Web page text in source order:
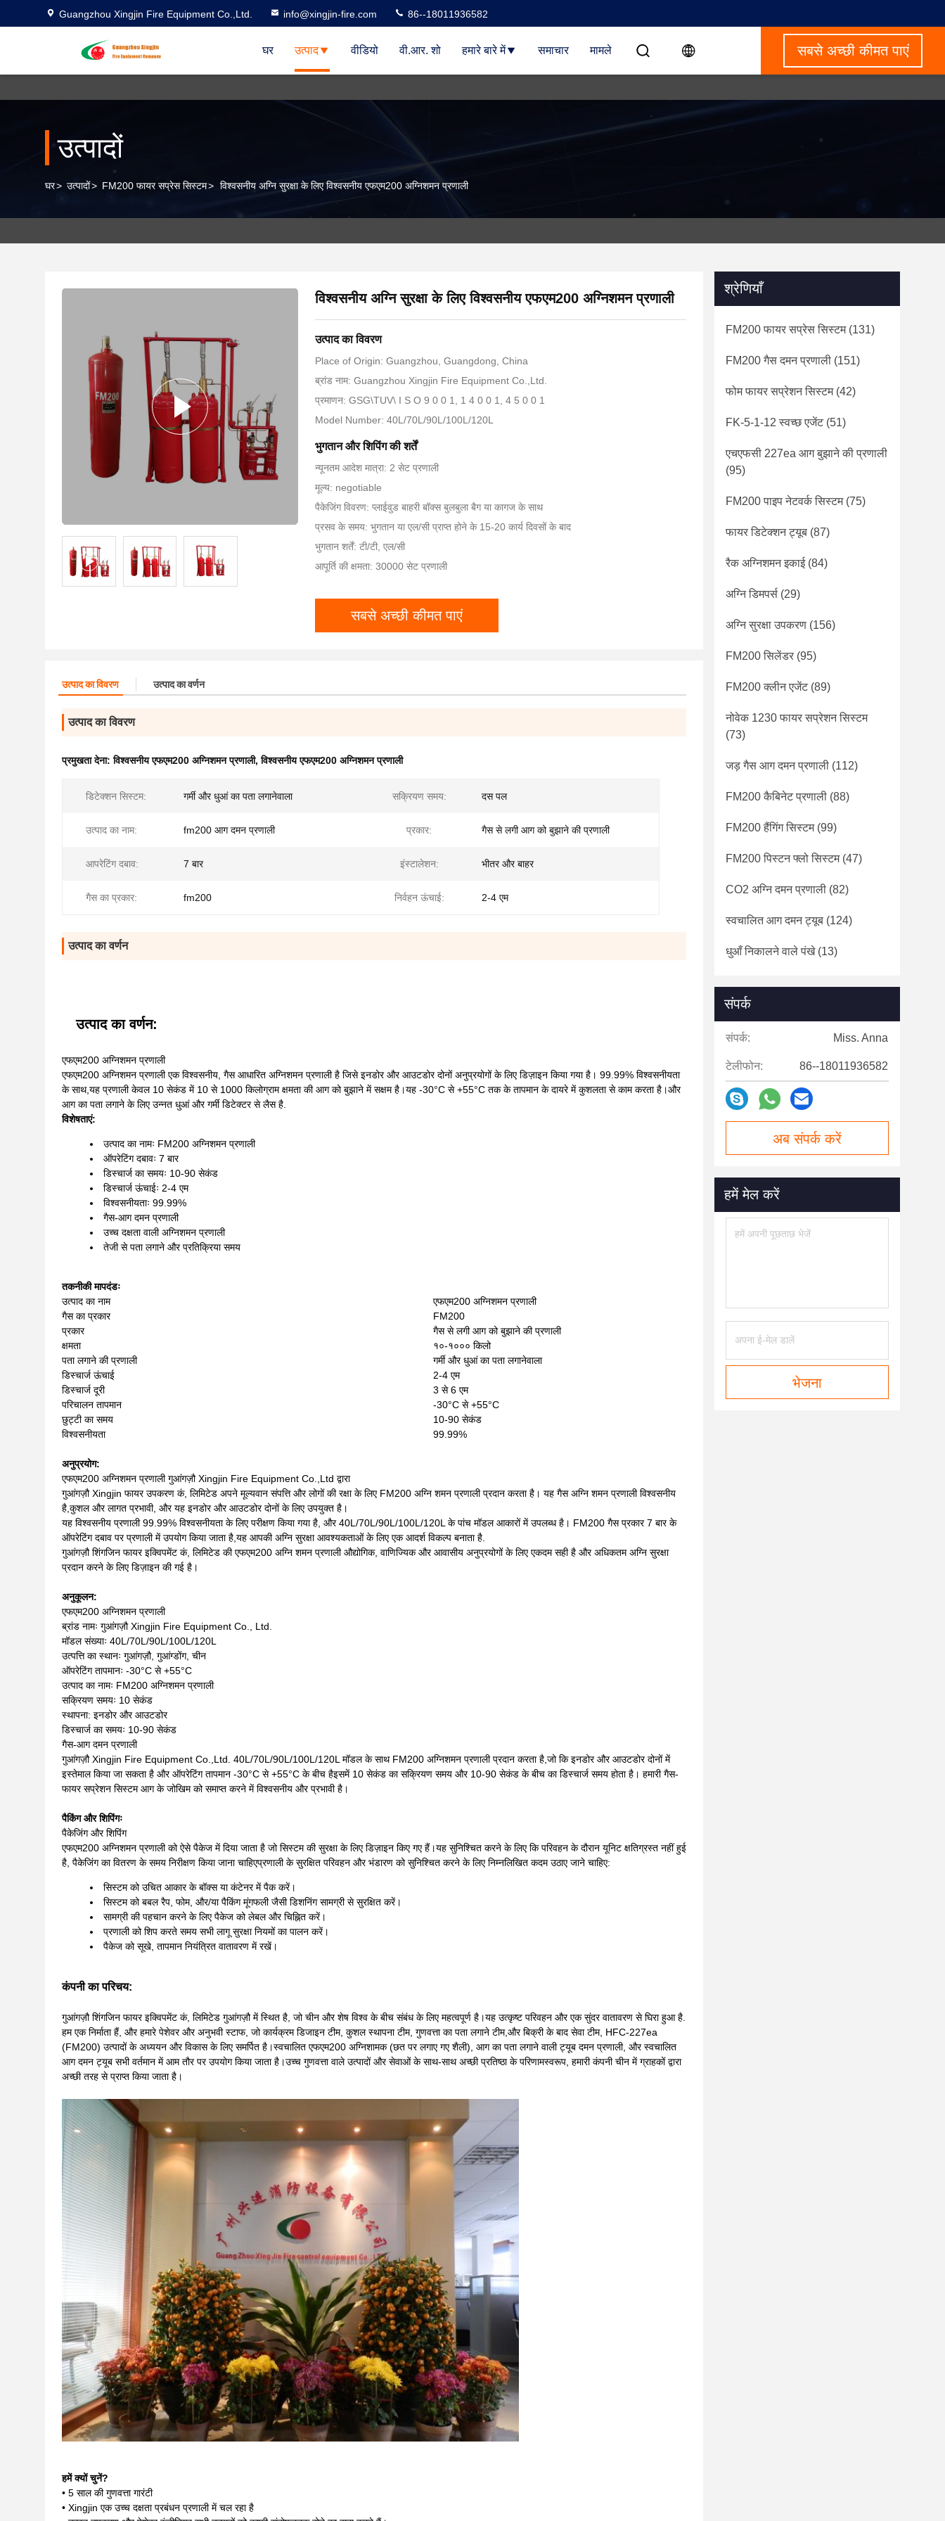
Guangzhou Xingjin Fire Equipment Co.,Ltd. info@xingjin-fire.com 86--18011936582
घर उत्पाद वीडियो वी.आर. शो हमारे बारे में समाचार मामले सबसे अच्छी कीमत पाएं
उत्पादों
घर> उत्पादों> FM200 फायर सप्रेस सिस्टम> विश्वसनीय अग्नि सुरक्षा के लिए विश्वसनीय एफएम200 अग्निशमन प्रणाली
विश्वसनीय अग्नि सुरक्षा के लिए विश्वसनीय एफएम200 अग्निशमन प्रणाली
उत्पाद का विवरण
Place of Origin: Guangzhou, Guangdong, China
ब्रांड नाम: Guangzhou Xingjin Fire Equipment Co.,Ltd.
प्रमाणन: GSG\TUV\ I S O 9 0 0 1, 1 4 0 0 1, 4 5 0 0 1
Model Number: 40L/70L/90L/100L/120L
भुगतान और शिपिंग की शर्तें
न्यूनतम आदेश मात्रा: 2 सेट प्रणाली
मूल्य: negotiable
पैकेजिंग विवरण: प्लाईवुड बाहरी बॉक्स बुलबुला बैग या कागज के साथ
प्रसव के समय: भुगतान या एल/सी प्राप्त होने के 15-20 कार्य दिवसों के बाद
भुगतान शर्तें: टी/टी, एल/सी
आपूर्ति की क्षमता: 30000 सेट प्रणाली
सबसे अच्छी कीमत पाएं
उत्पाद का विवरण उत्पाद का वर्णन
उत्पाद का विवरण
प्रमुखता देना:विश्वसनीय एफएम200 अग्निशमन प्रणाली,विश्वसनीय एफएम200 अग्निशमन प्रणाली
डिटेक्शन सिस्टम: गर्मी और धुआं का पता लगानेवाला सक्रियण समय: दस पल
उत्पाद का नाम: fm200 आग दमन प्रणाली प्रकार: गैस से लगी आग को बुझाने की प्रणाली
आपरेटिंग दबाव: 7 बार इंस्टालेशन: भीतर और बाहर
गैस का प्रकार: fm200 निर्वहन ऊंचाई: 2-4 एम
उत्पाद का वर्णन
उत्पाद का वर्णन:
एफएम200 अग्निशमन प्रणाली
एफएम200 अग्निशमन प्रणाली एक विश्वसनीय, गैस आधारित अग्निशमन प्रणाली है जिसे इनडोर और आउटडोर दोनों अनुप्रयोगों के लिए डिज़ाइन किया गया है। 99.99% विश्वसनीयता
के साथ,यह प्रणाली केवल 10 सेकंड में 10 से 1000 किलोग्राम क्षमता की आग को बुझाने में सक्षम है।यह -30°C से +55°C तक के तापमान के दायरे में कुशलता से काम करता है।और
आग का पता लगाने के लिए उन्नत धुआं और गर्मी डिटेक्टर से लैस है.
विशेषताएं:
उत्पाद का नामः FM200 अग्निशमन प्रणाली
ऑपरेटिंग दबावः 7 बार
डिस्चार्ज का समयः 10-90 सेकंड
डिस्चार्ज ऊंचाईः 2-4 एम
विश्वसनीयताः 99.99%
गैस-आग दमन प्रणाली
उच्च दक्षता वाली अग्निशमन प्रणाली
तेजी से पता लगाने और प्रतिक्रिया समय
तकनीकी मापदंडः
उत्पाद का नाम
एफएम200 अग्निशमन प्रणाली
गैस का प्रकार
FM200
प्रकार
गैस से लगी आग को बुझाने की प्रणाली
क्षमता
१०-१००० किलो
पता लगाने की प्रणाली
गर्मी और धुआं का पता लगानेवाला
डिस्चार्ज ऊंचाई
2-4 एम
डिस्चार्ज दूरी
3 से 6 एम
परिचालन तापमान
-30°C से +55°C
छुट्टी का समय
10-90 सेकंड
विश्वसनीयता
99.99%
अनुप्रयोग:
एफएम200 अग्निशमन प्रणाली गुआंगज़ौ Xingjin Fire Equipment Co.,Ltd द्वारा
गुआंगज़ौ Xingjin फायर उपकरण कं, लिमिटेड अपने मूल्यवान संपत्ति और लोगों की रक्षा के लिए FM200 अग्नि शमन प्रणाली प्रदान करता है। यह गैस अग्नि शमन प्रणाली विश्वसनीय
है,कुशल और लागत प्रभावी, और यह इनडोर और आउटडोर दोनों के लिए उपयुक्त है।
यह विश्वसनीय प्रणाली 99.99% विश्वसनीयता के लिए परीक्षण किया गया है, और 40L/70L/90L/100L/120L के पांच मॉडल आकारों में उपलब्ध है। FM200 गैस प्रकार 7 बार के
ऑपरेटिंग दबाव पर प्रणाली में उपयोग किया जाता है,यह आपकी अग्नि सुरक्षा आवश्यकताओं के लिए एक आदर्श विकल्प बनाता है.
गुआंगज़ौ शिंगजिन फायर इक्विपमेंट कं, लिमिटेड की एफएम200 अग्नि शमन प्रणाली औद्योगिक, वाणिज्यिक और आवासीय अनुप्रयोगों के लिए एकदम सही है और अधिकतम अग्नि सुरक्षा
प्रदान करने के लिए डिज़ाइन की गई है।
अनुकूलन:
एफएम200 अग्निशमन प्रणाली
ब्रांड नामः गुआंगज़ौ Xingjin Fire Equipment Co., Ltd.
मॉडल संख्याः 40L/70L/90L/100L/120L
उत्पत्ति का स्थानः गुआंगज़ौ, गुआंग्डोंग, चीन
ऑपरेटिंग तापमानः -30°C से +55°C
उत्पाद का नामः FM200 अग्निशमन प्रणाली
सक्रियण समयः 10 सेकंड
स्थापना: इनडोर और आउटडोर
डिस्चार्ज का समयः 10-90 सेकंड
गैस-आग दमन प्रणाली
गुआंगज़ौ Xingjin Fire Equipment Co.,Ltd. 40L/70L/90L/100L/120L मॉडल के साथ FM200 अग्निशमन प्रणाली प्रदान करता है,जो कि इनडोर और आउटडोर दोनों में
इस्तेमाल किया जा सकता है और ऑपरेटिंग तापमान -30°C से +55°C के बीच हैइसमें 10 सेकंड का सक्रियण समय और 10-90 सेकंड के बीच का डिस्चार्ज समय होता है। हमारी गैस-
फायर सप्रेशन सिस्टम आग के जोखिम को समाप्त करने में विश्वसनीय और प्रभावी है।
पैकिंग और शिपिंगः
पैकेजिंग और शिपिंग
एफएम200 अग्निशमन प्रणाली को ऐसे पैकेज में दिया जाता है जो सिस्टम की सुरक्षा के लिए डिज़ाइन किए गए हैं।यह सुनिश्चित करने के लिए कि परिवहन के दौरान यूनिट क्षतिग्रस्त नहीं हुई
है, पैकेजिंग का वितरण के समय निरीक्षण किया जाना चाहिएप्रणाली के सुरक्षित परिवहन और भंडारण को सुनिश्चित करने के लिए निम्नलिखित कदम उठाए जाने चाहिए:
सिस्टम को उचित आकार के बॉक्स या कंटेनर में पैक करें।
सिस्टम को बबल रैप, फोम, और/या पैकिंग मूंगफली जैसी डिशनिंग सामग्री से सुरक्षित करें।
सामग्री की पहचान करने के लिए पैकेज को लेबल और चिह्नित करें।
प्रणाली को शिप करते समय सभी लागू सुरक्षा नियमों का पालन करें।
पैकेज को सूखे, तापमान नियंत्रित वातावरण में रखें।
कंपनी का परिचय:
गुआंगज़ौ शिंगजिन फायर इक्विपमेंट कं, लिमिटेड गुआंगज़ौ में स्थित है, जो चीन और शेष विश्व के बीच संबंध के लिए महत्वपूर्ण है।यह उत्कृष्ट परिवहन और एक सुंदर वातावरण से घिरा हुआ है.
हम एक निर्माता हैं, और हमारे पेशेवर और अनुभवी स्टाफ, जो कार्यक्रम डिजाइन टीम, कुशल स्थापना टीम, गुणवत्ता का पता लगाने टीम,और बिक्री के बाद सेवा टीम, HFC-227ea
(FM200) उत्पादों के अध्ययन और विकास के लिए समर्पित है।स्वचालित एफएम200 अग्निशामक (छत पर लगाए गए शैली), आग का पता लगाने वाली ट्यूब दमन प्रणाली, और स्वचालित
आग दमन ट्यूब सभी वर्तमान में आम तौर पर उपयोग किया जाता है।उच्च गुणवत्ता वाले उत्पादों और सेवाओं के साथ-साथ अच्छी प्रतिष्ठा के परिणामस्वरूप, हमारी कंपनी चीन में ग्राहकों द्वारा
अच्छी तरह से प्राप्त किया जाता है।
हमें क्यों चुनें?
• 5 साल की गुणवत्ता गारंटी
• Xingjin एक उच्च दक्षता प्रबंधन प्रणाली में चल रहा है
श्रेणियाँ
FM200 फायर सप्रेस सिस्टम(131)
FM200 गैस दमन प्रणाली (151)
फोम फायर सप्रेशन सिस्टम(42)
FK-5-1-12 स्वच्छ एजेंट(51)
एचएफसी 227ea आग बुझाने की प्रणाली
(95)
FM200 पाइप नेटवर्क सिस्टम(75)
फायर डिटेक्शन ट्यूब (87)
रैक अग्निशमन इकाई(84)
अग्नि डिमपर्स (29)
अग्नि सुरक्षा उपकरण (156)
FM200 सिलेंडर (95)
FM200 क्लीन एजेंट(89)
नोवेक 1230 फायर सप्रेशन सिस्टम
(73)
जड़ गैस आग दमन प्रणाली (112)
FM200 कैबिनेट प्रणाली (88)
FM200 हैंगिंग सिस्टम(99)
FM200 पिस्टन फ्लो सिस्टम(47)
CO2 अग्नि दमन प्रणाली (82)
स्वचालित आग दमन ट्यूब (124)
धुआँ निकालने वाले पंखे(13)
संपर्क
संपर्क: Miss. Anna
टेलीफोन: 86--18011936582
अब संपर्क करें
हमें मेल करें
भेजना